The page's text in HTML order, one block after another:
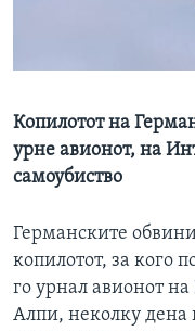
Копилотот на
урне авионот, на
самоубиство
Германските
копилотот, за кого
го урнал авионот
Алпи, неколку дена